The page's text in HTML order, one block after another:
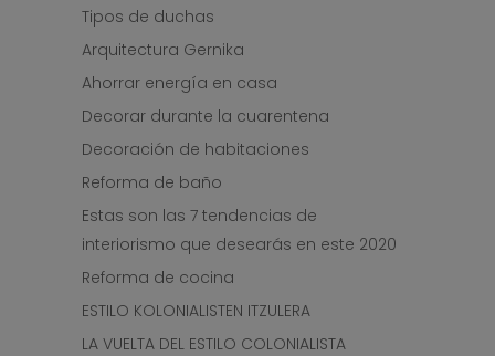
Tipos de duchas
Arquitectura Gernika
Ahorrar energía en casa
Decorar durante la cuarentena
Decoración de habitaciones
Reforma de baño
Estas son las 7 tendencias de
interiorismo que desearás en este 2020
Reforma de cocina
ESTILO KOLONIALISTEN ITZULERA
LA VUELTA DEL ESTILO COLONIALISTA